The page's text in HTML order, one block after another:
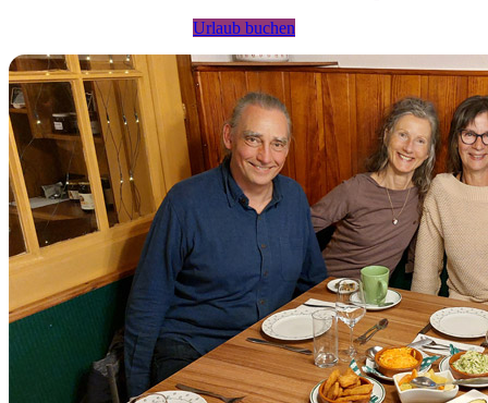
Urlaub buchen